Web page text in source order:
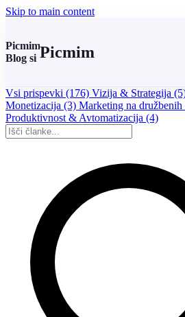
Skip to main content
Picmim
Blog si Picmim
Vsi prispevki (176) Vizija & Strategija
Monetizacija (3) Marketing na družbenih
Produktivnost & Avtomatizacija (4)